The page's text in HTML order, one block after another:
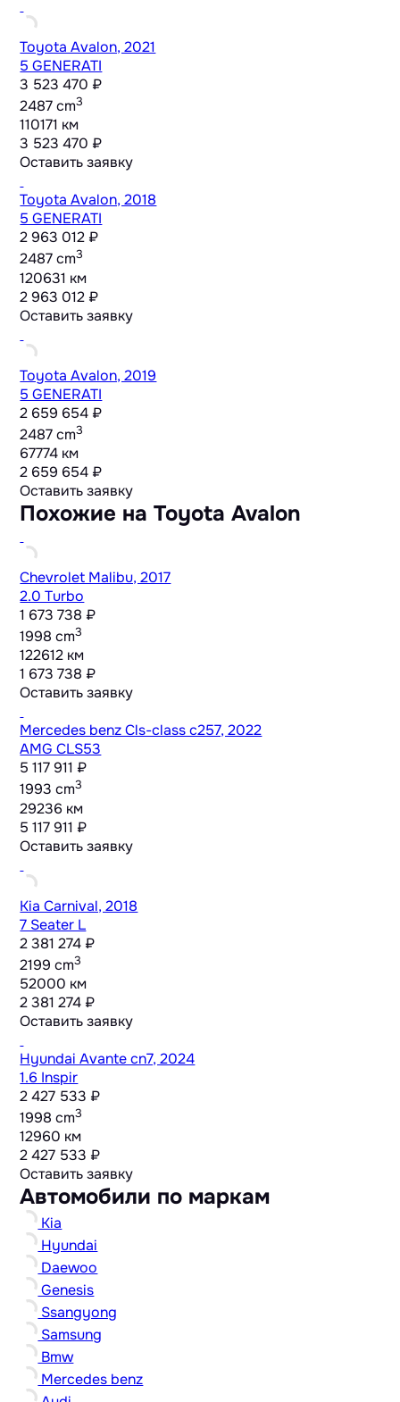
Toyota Avalon, 2021
5 GENERATI
3 523 470 ₽
2487 cm3
110171 км
3 523 470 ₽
Оставить заявку
Toyota Avalon, 2018
5 GENERATI
2 963 012 ₽
2487 cm3
120631 км
2 963 012 ₽
Оставить заявку
Toyota Avalon, 2019
5 GENERATI
2 659 654 ₽
2487 cm3
67774 км
2 659 654 ₽
Оставить заявку
Похожие на Toyota Avalon
Chevrolet Malibu, 2017
2.0 Turbo
1 673 738 ₽
1998 cm3
122612 км
1 673 738 ₽
Оставить заявку
Mercedes benz Cls-class c257, 2022
AMG CLS53
5 117 911 ₽
1993 cm3
29236 км
5 117 911 ₽
Оставить заявку
Kia Carnival, 2018
7 Seater L
2 381 274 ₽
2199 cm3
52000 км
2 381 274 ₽
Оставить заявку
Hyundai Avante cn7, 2024
1.6 Inspir
2 427 533 ₽
1998 cm3
12960 км
2 427 533 ₽
Оставить заявку
Автомобили по маркам
Kia
Hyundai
Daewoo
Genesis
Ssangyong
Samsung
Bmw
Mercedes benz